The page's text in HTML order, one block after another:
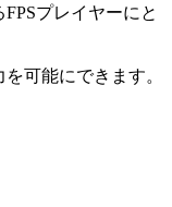
プレイヤーにと
可能にできます。